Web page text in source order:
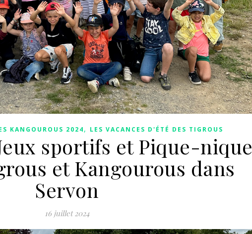
KANGOUROUS 2024, LES VACANCES D'ÉTÉ DES TIGROUS
sportifs et Pique-nique
et Kangourous dans
Servon
16 juillet 2024